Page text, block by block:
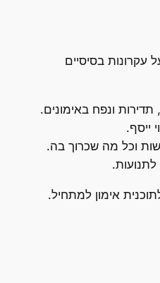
עקרונות בסיסיים
ונפח באימונים.
ייסף.
וכל מה שכרוך בה.
אימון למתחיל.